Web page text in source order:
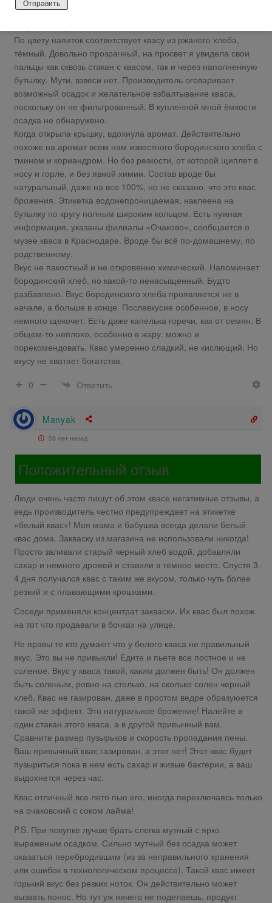
закручена надёжно. Рядом стоял белый, но я не захотела его
По цвету напиток соответствует квасу из ржаного хлеба,
тёмный. Довольно прозрачный, на просвет я увидела свои
пальцы как сквозь стакан с квасом, так и через наполненную
бутылку. Мути, взвеси нет. Производитель оговаривает
возможный осадок и желательное взбалтывание кваса,
поскольку он не фильтрованный. В купленной мной ёмкости
осадка не обнаружено.
Когда открыла крышку, вдохнула аромат. Действительно
похоже на аромат всем нам известного бородинского хлеба с
тмином и кориандром. Но без резкости, от которой щиплет в
носу и горле, и без явной химии. Состав вроде бы
натуральный, даже на все 100%, но не сказано, что это квас
брожения. Этикетка водонепроницаемая, наклеена на
бутылку по кругу полным широким кольцом. Есть нужная
информация, указаны филиалы «Очаково», сообщается о
музее кваса в Краснодаре. Вроде бы всё по-домашнему, по
родственному.
Вкус не пакостный и не откровенно химический. Напоминает
бородинский хлеб, но какой-то ненасыщенный. Будто
разбавлено. Вкус бородинского хлеба проявляется не в
начале, а больше в конце. Послевкусие особенное, в носу
немного щекочет. Есть даже капелька горечи, как от семян. В
общем-то неплохо, особенно в жару. можно и
порекомендовать. Квас умеренно сладкий, не кислющий. Но
вкусу не хватает богатства.
0
Ответить
Manyak
56 лет назад
Положительный отзыв
Люди очень часто пишут об этом квасе негативные отзывы, а
ведь производитель честно предупреждает на этикетке
«белый квас»! Моя мама и бабушка всегда делали белый
квас дома. Закваску из магазина не использовали никогда!
Просто заливали старый черный хлеб водой, добавляли
сахар и немного дрожей и ставили в темное место. Спустя 3-
4 дня получался квас с таким же вкусом, только чуть более
резкий и с плавающими крошками.
Соседи применяли концентрат закваски. Их квас был похож
на тот что продавали в бочках на улице.
Не правы те кто думают что у белого кваса не правильный
вкус. Это вы не привыкли! Едите и пьете все постное и не
соленое. Вкус у кваса такой, каким должен быть! Он должен
быть соленым, ровно на столько, на сколько солен черный
хлеб. Квас не газирован, даже в простом ведре образуюется
такой же эффект. Это натуральное брожение! Налейте в
один стакан этого кваса, а в другой привычный вам.
Сравните размер пузырьков и скорость пропадания пены.
Ваш привычный квас газирован, а этот нет! Этот квас будет
пузыриться пока в нем есть сахар и живые бактерии, а ваш
выдохнется через час.
Квас отличный все лето пью его, иногда переключаясь только
на очаковский с соком лайма!
P.S. При покупке лучше брать слегка мутный с ярко
выраженым осадком. Сильно мутный без осадка может
оказаться перебродившим (из за неправильного хранения
или ошибок в технологическом процессе). Такой квас имеет
горький вкус без резких ноток. Он действительно может
вызвать понос. Но тут уж ничего не поделаешь, продукт